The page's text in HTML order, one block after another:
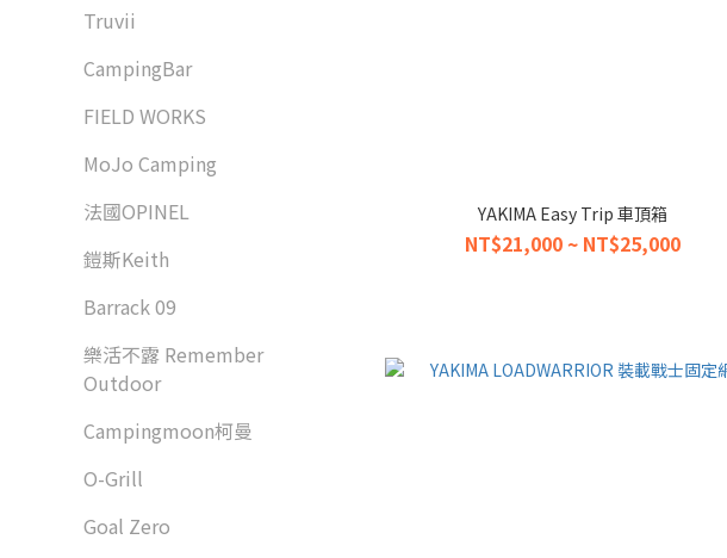
Truvii
CampingBar
FIELD WORKS
MoJo Camping
法國OPINEL
鎧斯Keith
Barrack 09
樂活不露 Remember
Outdoor
Campingmoon柯曼
O-Grill
Goal Zero
YAKIMA Easy Trip 車頂箱
NT$21,000 ~ NT$25,000